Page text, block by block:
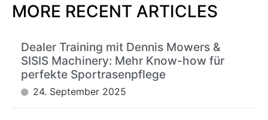
MORE RECENT ARTICLES
Dealer Training mit Dennis Mowers &
SISIS Machinery: Mehr Know-how für
perfekte Sportrasenpflege
24. September 2025